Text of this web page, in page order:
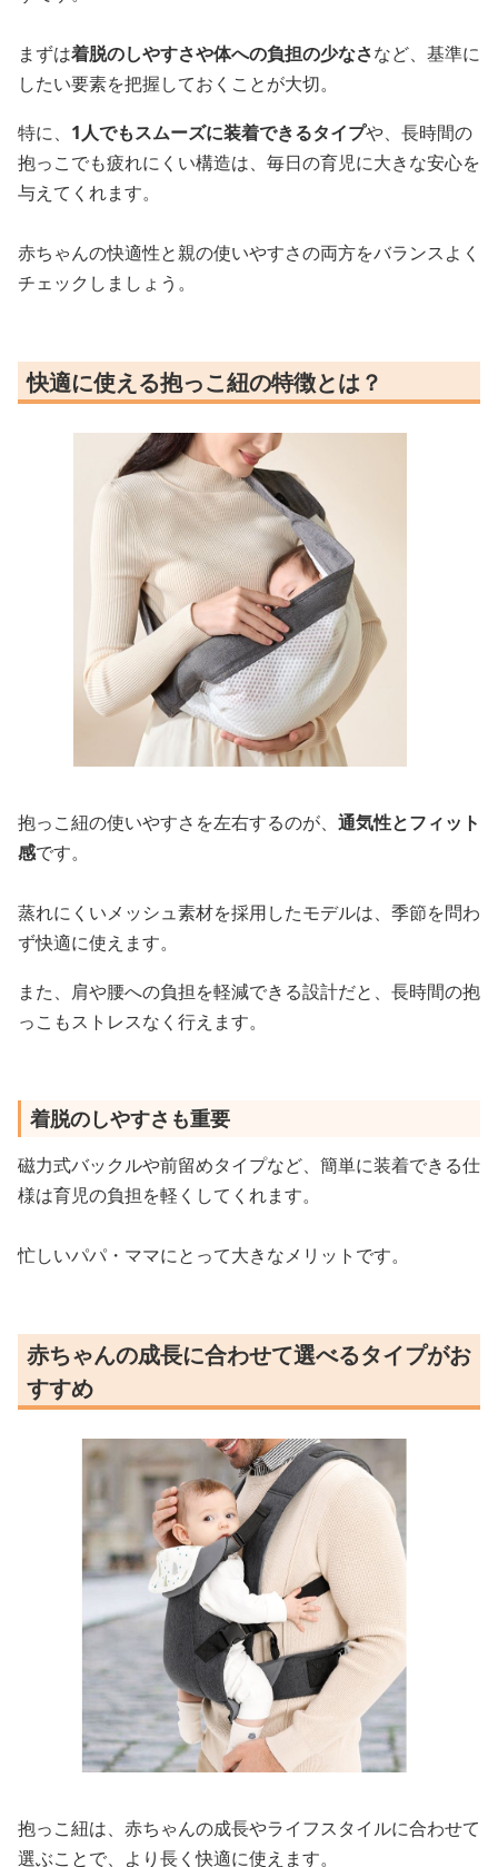
まずは着脱のしやすさや体への負担の少なさなど、基準に
したい要素を把握しておくことが大切。
特に、 1人でもスムーズに装着できるタイプや、長時間の
抱っこでも疲れにくい構造は、毎日の育児に大きな安心を
与えてくれます。
赤ちゃんの快適性と親の使いやすさの両方をバランスよく
チェックしましょう。
快適に使える抱っこ紐の特徴とは？
抱っこ紐の使いやすさを左右するのが、 通気性とフィット
感です。
蒸れにくいメッシュ素材を採用したモデルは、季節を問わ
ず快適に使えます。
また、肩や腰への負担を軽減できる設計だと、長時間の抱
っこもストレスなく行えます。
着脱のしやすさも重要
磁力式バックルや前留めタイプなど、簡単に装着できる仕
様は育児の負担を軽くしてくれます。
忙しいパパ・ママにとって大きなメリットです。
赤ちゃんの成長に合わせて選べるタイプがお
すすめ
抱っこ紐は、赤ちゃんの成長やライフスタイルに合わせて
選ぶことで、より長く快適に使えます。